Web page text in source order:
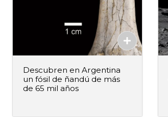
Descubren en Argentina
un fósil de ñandú de más
de 65 mil años